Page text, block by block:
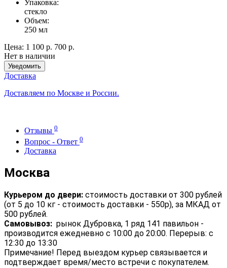
Упаковка:
стекло
Объем:
250 мл
Цена: 1 100 р. 700 р.
Нет в наличии
Уведомить
Доставка
Доставляем по Москве и России.
Отзывы 0
Вопрос - Ответ 0
Доставка
Москва
Курьером до двери: стоимость доставки от 300 рублей
(от 5 до 10 кг - стоимость доставки - 550р), за МКАД от
500 рублей.
Самовывоз: рынок Дубровка, 1 ряд 141 павильон -
производится ежедневно с 10:00 до 20:00. Перерыв: с
12:30 до 13:30
Примечание! Перед выездом курьер связывается и
подтверждает время/место встречи с покупателем.